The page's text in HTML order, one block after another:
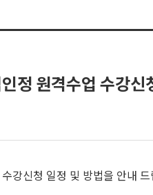
정 원격수업 수강
강신청 일정 및 방법을 안내